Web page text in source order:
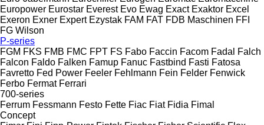
Europower Eurostar Everest Evo Ewag Exact Exaktor Excel
Exeron Exner Expert Ezystak FAM FAT FDB Maschinen FFI
FG Wilson
P-series
FGM FKS FMB FMC FPT FS Fabo Faccin Facom Fadal
Falch
Falcon Faldo Falken Famup Fanuc Fastbind Fasti Fatosa
Favretto Fed Power Feeler Fehlmann Fein Felder Fenwick
Ferbo Fermat Ferrari
700-series
Ferrum Fessmann Festo Fette Fiac Fiat Fidia Fimal
Concept